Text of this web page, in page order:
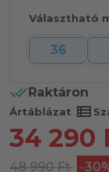
Választható
36
Raktáron
Ártáblázat view_list
34 290
48 990 Ft -